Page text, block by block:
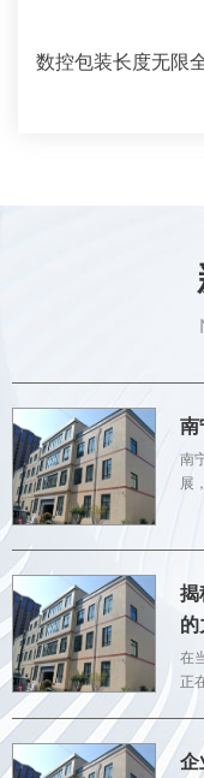
数控包装长度无限
南
南
展
揭
的
在
正
企